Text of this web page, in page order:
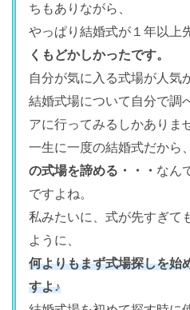
ちもありながら、
やっぱり結婚式が１年以上
くもどかしかったです。
自分が気に入る式場が人気
結婚式場について自分で調
アに行ってみるしかありま
一生に一度の結婚式だから、
の式場を諦める・・・ なん
ですよね。
私みたいに、式が先すぎて
ように、
何よりもまず式場探しを始
すよ♪